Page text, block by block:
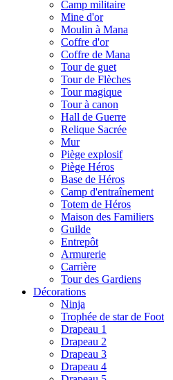
Camp militaire
Mine d'or
Moulin à Mana
Coffre d'or
Coffre de Mana
Tour de guet
Tour de Flèches
Tour magique
Tour à canon
Hall de Guerre
Relique Sacrée
Mur
Piège explosif
Piège Héros
Base de Héros
Camp d'entraînement
Totem de Héros
Maison des Familiers
Guilde
Entrepôt
Armurerie
Carrière
Tour des Gardiens
Décorations
Ninja
Trophée de star de Foot
Drapeau 1
Drapeau 2
Drapeau 3
Drapeau 4